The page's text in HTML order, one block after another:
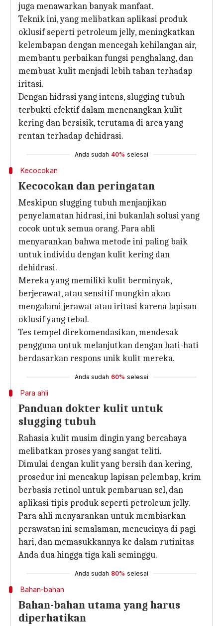
juga menawarkan banyak manfaat.
Teknik ini, yang melibatkan aplikasi produk
oklusif seperti petroleum jelly, meningkatkan
kelembapan dengan mencegah kehilangan air,
membantu perbaikan fungsi penghalang, dan
membuat kulit menjadi lebih tahan terhadap
iritasi.
Dengan hidrasi yang intens, slugging tubuh
terbukti efektif dalam menenangkan kulit
kering dan bersisik, terutama di area yang
rentan terhadap dehidrasi.
Anda sudah 40% selesai
Kecocokan
Kecocokan dan peringatan
Meskipun slugging tubuh menjanjikan
penyelamatan hidrasi, ini bukanlah solusi yang
cocok untuk semua orang. Para ahli
menyarankan bahwa metode ini paling baik
untuk individu dengan kulit kering dan
dehidrasi.
Mereka yang memiliki kulit berminyak,
berjerawat, atau sensitif mungkin akan
mengalami jerawat atau iritasi karena lapisan
oklusif yang tebal.
Tes tempel direkomendasikan, mendesak
pengguna untuk melanjutkan dengan hati-hati
berdasarkan respons unik kulit mereka.
Anda sudah 60% selesai
Para ahli
Panduan dokter kulit untuk
slugging tubuh
Rahasia kulit musim dingin yang bercahaya
melibatkan proses yang sangat teliti.
Dimulai dengan kulit yang bersih dan kering,
prosedur ini mencakup lapisan pelembap, krim
berbasis retinol untuk pembaruan sel, dan
aplikasi tipis produk seperti petroleum jelly.
Para ahli menyarankan untuk membiarkan
perawatan ini semalaman, mencucinya di pagi
hari, dan memasukkannya ke dalam rutinitas
Anda dua hingga tiga kali seminggu.
Anda sudah 80% selesai
Bahan-bahan
Bahan-bahan utama yang harus
diperhatikan